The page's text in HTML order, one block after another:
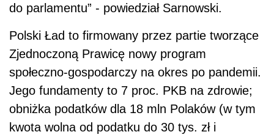
do parlamentu” - powiedział Sarnowski.
Polski Ład to firmowany przez partie tworzące
Zjednoczoną Prawicę nowy program
społeczno-gospodarczy na okres po pandemii.
Jego fundamenty to 7 proc. PKB na zdrowie;
obniżka podatków dla 18 mln Polaków (w tym
kwota wolna od podatku do 30 tys. zł i